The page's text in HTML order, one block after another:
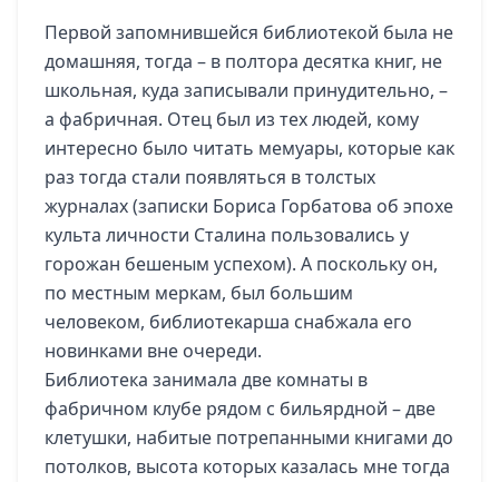
Первой запомнившейся библиотекой была не
домашняя, тогда – в полтора десятка книг, не
школьная, куда записывали принудительно, –
а фабричная. Отец был из тех людей, кому
интересно было читать мемуары, которые как
раз тогда стали появляться в толстых
журналах (записки Бориса Горбатова об эпохе
культа личности Сталина пользовались у
горожан бешеным успехом). А поскольку он,
по местным меркам, был большим
человеком, библиотекарша снабжала его
новинками вне очереди.
Библиотека занимала две комнаты в
фабричном клубе рядом с бильярдной – две
клетушки, набитые потрепанными книгами до
потолков, высота которых казалась мне тогда